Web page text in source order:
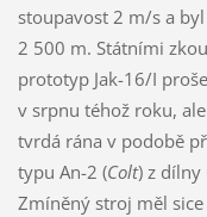
stoupavost 2 m/s a
2 500 m. Státními
prototyp Jak-16/I
v srpnu téhož roku,
tvrdá rána v podobě
typu An-2 (Colt) z dílny
Zmíněný stroj měl